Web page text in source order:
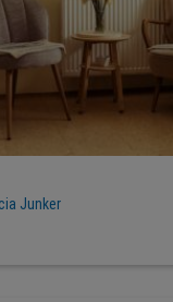
Junker